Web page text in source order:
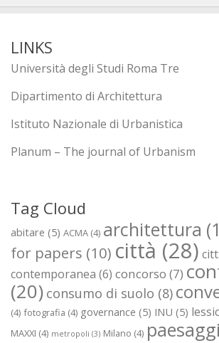
LINKS
Università degli Studi Roma Tre
Dipartimento di Architettura
Istituto Nazionale di Urbanistica
Planum – The journal of Urbanism
Tag Cloud
abitare (5) ACMA (4) architettura
for papers (10) città (28)
contemporanea (6) concorso (7)
(20) consumo di suolo (8)
(4) fotografia (4) governance (5) INU (5)
MAXXI (4) metropoli (3) Milano (4)